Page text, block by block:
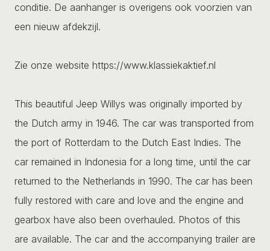
conditie. De aanhanger is overigens ook voorzien van
een nieuw afdekzijl.
Zie onze website https://www.klassiekaktief.nl
This beautiful Jeep Willys was originally imported by
the Dutch army in 1946. The car was transported from
the port of Rotterdam to the Dutch East Indies. The
car remained in Indonesia for a long time, until the car
returned to the Netherlands in 1990. The car has been
fully restored with care and love and the engine and
gearbox have also been overhauled. Photos of this
are available. The car and the accompanying trailer are